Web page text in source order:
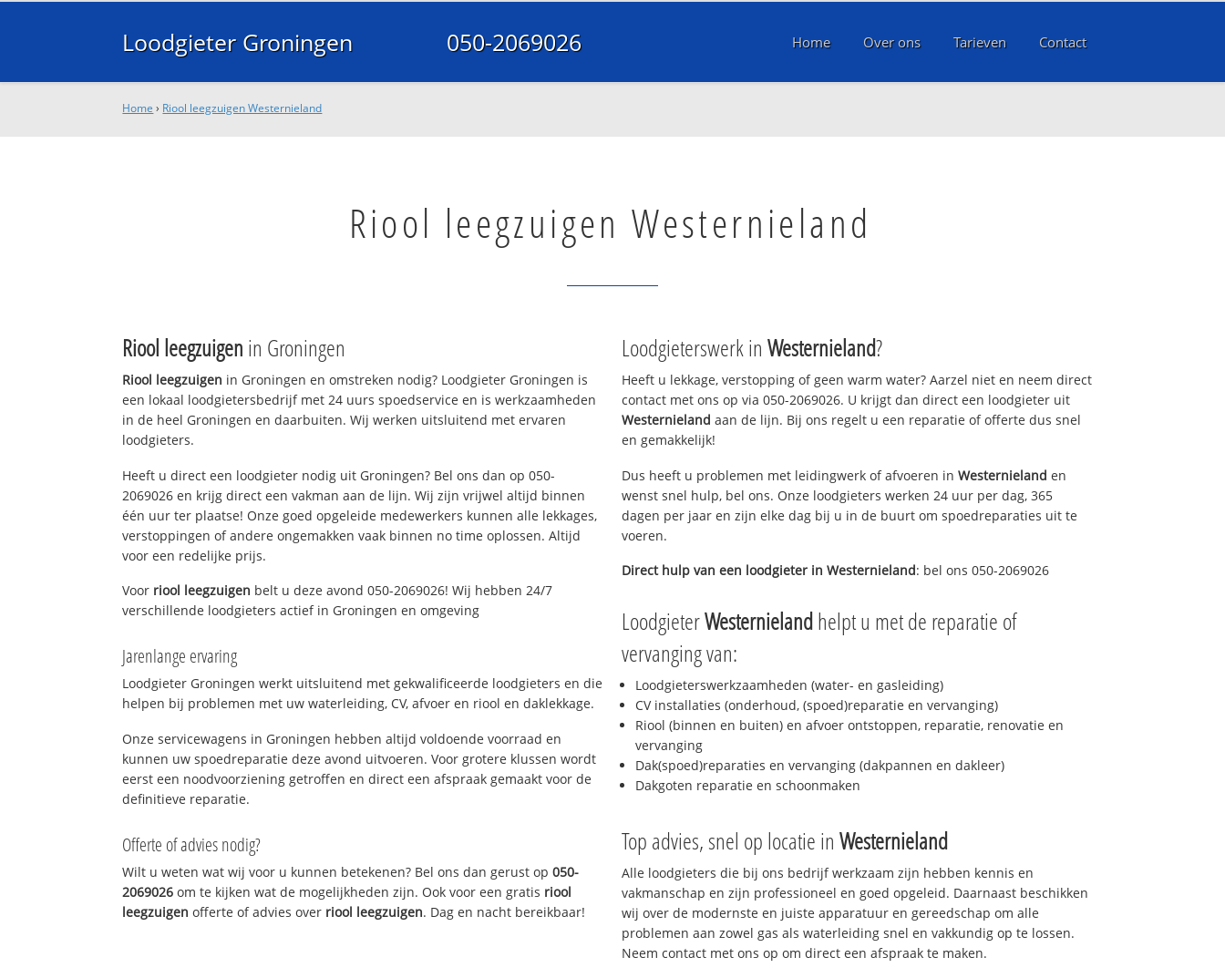
Loodgieter Groningen 050-2069026 Home Over ons Tarieven Contact
Home › Riool leegzuigen Westernieland
Riool leegzuigen Westernieland
Riool leegzuigen in Groningen
Riool leegzuigen in Groningen en omstreken nodig? Loodgieter Groningen is
een lokaal loodgietersbedrijf met 24 uurs spoedservice en is werkzaamheden
in de heel Groningen en daarbuiten. Wij werken uitsluitend met ervaren
loodgieters.
Heeft u direct een loodgieter nodig uit Groningen? Bel ons dan op 050-
2069026 en krijg direct een vakman aan de lijn. Wij zijn vrijwel altijd binnen
één uur ter plaatse! Onze goed opgeleide medewerkers kunnen alle lekkages,
verstoppingen of andere ongemakken vaak binnen no time oplossen. Altijd
voor een redelijke prijs.
Voor riool leegzuigen belt u deze avond 050-2069026! Wij hebben 24/7
verschillende loodgieters actief in Groningen en omgeving
Jarenlange ervaring
Loodgieter Groningen werkt uitsluitend met gekwalificeerde loodgieters en die
helpen bij problemen met uw waterleiding, CV, afvoer en riool en daklekkage.
Onze servicewagens in Groningen hebben altijd voldoende voorraad en
kunnen uw spoedreparatie deze avond uitvoeren. Voor grotere klussen wordt
eerst een noodvoorziening getroffen en direct een afspraak gemaakt voor de
definitieve reparatie.
Offerte of advies nodig?
Wilt u weten wat wij voor u kunnen betekenen? Bel ons dan gerust op050-
2069026 om te kijken wat de mogelijkheden zijn. Ook voor een gratis riool
leegzuigen offerte of advies over riool leegzuigen. Dag en nacht bereikbaar!
Loodgieterswerk in Westernieland?
Heeft u lekkage, verstopping of geen warm water? Aarzel niet en neem direct
contact met ons op via 050-2069026. U krijgt dan direct een loodgieter uit
Westernieland aan de lijn. Bij ons regelt u een reparatie of offerte dus snel
en gemakkelijk!
Dus heeft u problemen met leidingwerk of afvoeren in Westernieland en
wenst snel hulp, bel ons. Onze loodgieters werken 24 uur per dag, 365
dagen per jaar en zijn elke dag bij u in de buurt om spoedreparaties uit te
voeren.
Direct hulp van een loodgieter in Westernieland: bel ons 050-2069026
LoodgieterWesternielandhelpt u met de reparatie of
vervanging van:
Loodgieterswerkzaamheden (water- en gasleiding)
CV installaties (onderhoud, (spoed)reparatie en vervanging)
Riool (binnen en buiten) en afvoer ontstoppen, reparatie, renovatie en
vervanging
Dak(spoed)reparaties en vervanging (dakpannen en dakleer)
Dakgoten reparatie en schoonmaken
Top advies, snel op locatie in Westernieland
Alle loodgieters die bij ons bedrijf werkzaam zijn hebben kennis en
vakmanschap en zijn professioneel en goed opgeleid. Daarnaast beschikken
wij over de modernste en juiste apparatuur en gereedschap om alle
problemen aan zowel gas als waterleiding snel en vakkundig op te lossen.
Neem contact met ons op om direct een afspraak te maken.